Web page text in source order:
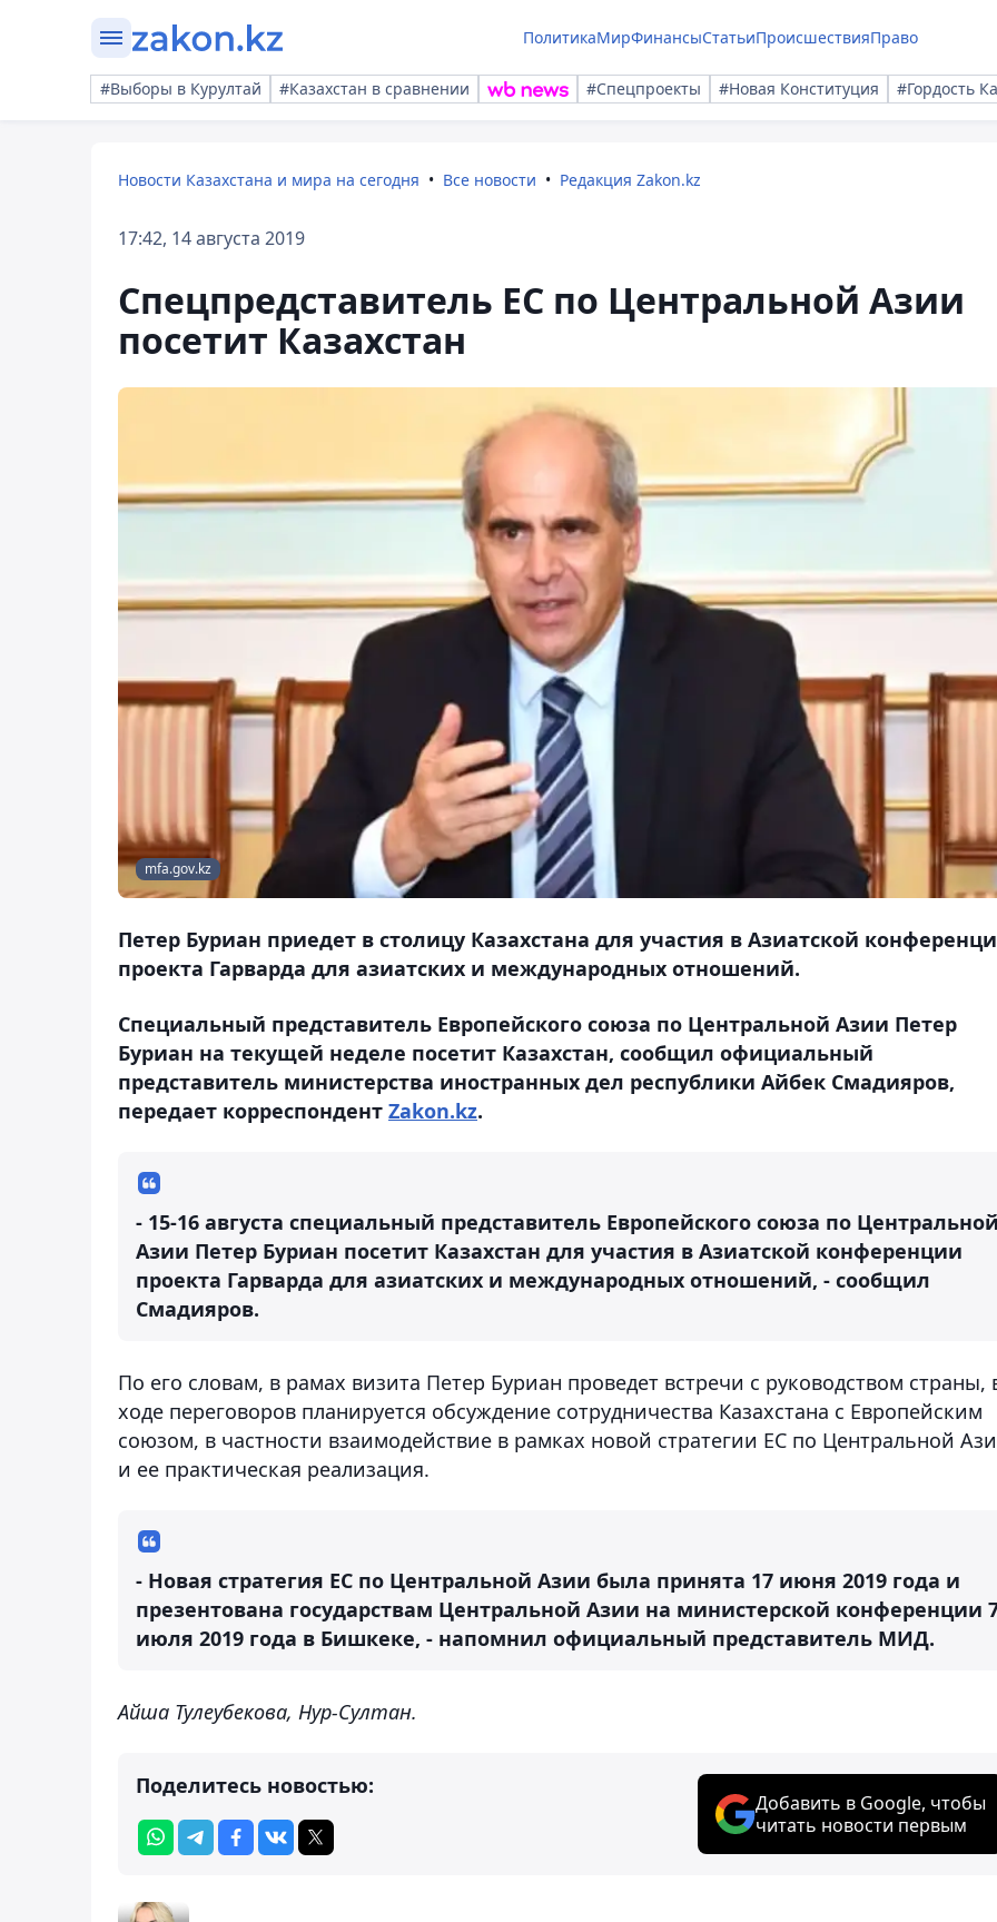
ПолитикаМирФинансыСтатьиПроисшествияПраво
#Выборы в Курултай #Казахстан в сравнении #Спецпроекты #Новая Конституция #Гордость
Новости Казахстана и мира на сегодня Все новости Редакция Zakon.kz
17:42, 14 августа 2019
Спецпредставитель ЕС по Центральной Азии
посетит Казахстан
mfa.gov.kz
Петер Буриан приедет в столицу Казахстана для участия в Азиатской
проекта Гарварда для азиатских и международных отношений.
Специальный представитель Европейского союза по Центральной Азии Петер
Буриан на текущей неделе посетит Казахстан, сообщил официальный
представитель министерства иностранных дел республики Айбек Смадияров,
передает корреспондент Zakon.kz.
- 15-16 августа специальный представитель Европейского союза по
Азии Петер Буриан посетит Казахстан для участия в Азиатской конференции
проекта Гарварда для азиатских и международных отношений, - сообщил
Смадияров.
По его словам, в рамах визита Петер Буриан проведет встречи с руководством страны,
ходе переговоров планируется обсуждение сотрудничества Казахстана с Европейским
союзом, в частности взаимодействие в рамках новой стратегии ЕС по Центральной
и ее практическая реализация.
- Новая стратегия ЕС по Центральной Азии была принята 17 июня 2019 года и
презентована государствам Центральной Азии на министерской конференции
июля 2019 года в Бишкеке, - напомнил официальный представитель МИД.
Айша Тулеубекова, Нур-Султан.
Поделитесь новостью:
Добавить в Google, чтобы
читать новости первым